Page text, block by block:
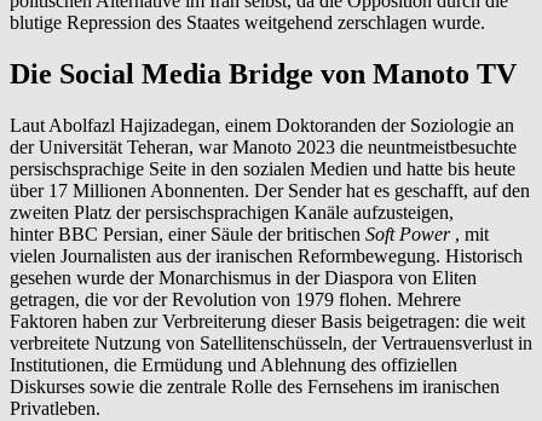
blutige Repression des Staates weitgehend zerschlagen wurde.
Die Social Media Bridge von Manoto TV
Laut Abolfazl Hajizadegan, einem Doktoranden der Soziologie an
der Universität Teheran, war Manoto 2023 die neuntmeistbesuchte
persischsprachige Seite in den sozialen Medien und hatte bis heute
über 17 Millionen Abonnenten. Der Sender hat es geschafft, auf den
zweiten Platz der persischsprachigen Kanäle aufzusteigen,
hinter BBC Persian, einer Säule der britischen Soft Power, mit
vielen Journalisten aus der iranischen Reformbewegung. Historisch
gesehen wurde der Monarchismus in der Diaspora von Eliten
getragen, die vor der Revolution von 1979 flohen. Mehrere
Faktoren haben zur Verbreiterung dieser Basis beigetragen: die weit
verbreitete Nutzung von Satellitenschüsseln, der Vertrauensverlust in
Institutionen, die Ermüdung und Ablehnung des offiziellen
Diskurses sowie die zentrale Rolle des Fernsehens im iranischen
Privatleben.